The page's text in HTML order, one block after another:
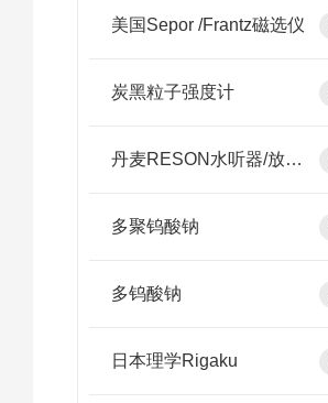
美国Sepor /Frantz磁选仪
炭黑粒子强度计
丹麦RESON水听器/放大器
多聚钨酸钠
多钨酸钠
日本理学Rigaku